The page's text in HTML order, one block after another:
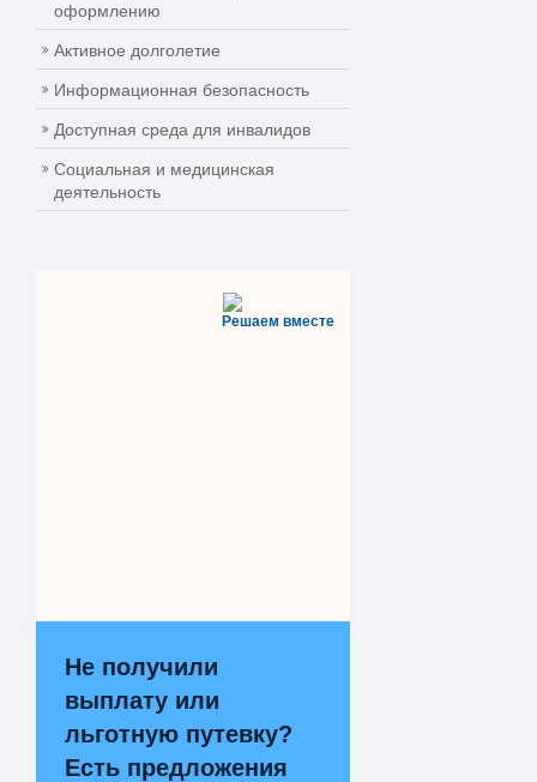
оформлению
Активное долголетие
Информационная безопасность
Доступная среда для инвалидов
Социальная и медицинская
деятельность
Решаем вместе
Не получили
выплату или
льготную путевку?
Есть предложения